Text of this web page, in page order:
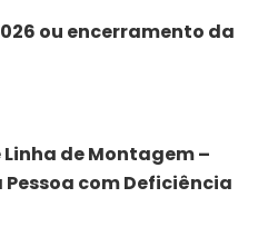
ou encerramento da
de Montagem –
com Deficiência